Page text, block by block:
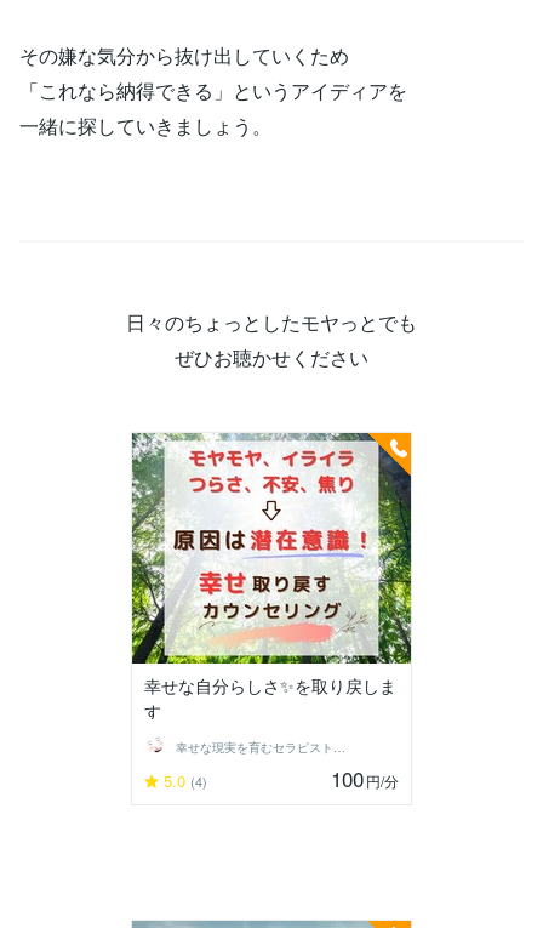
その嫌な気分から抜け出していくため
「これなら納得できる」というアイディアを
一緒に探していきましょう。
日々のちょっとしたモヤっとでも
ぜひお聴かせください
幸せな自分らしさ✨を取り戻しま
す
幸せな現実を育むセラピストponomeg
5.0 (4) 100円/分